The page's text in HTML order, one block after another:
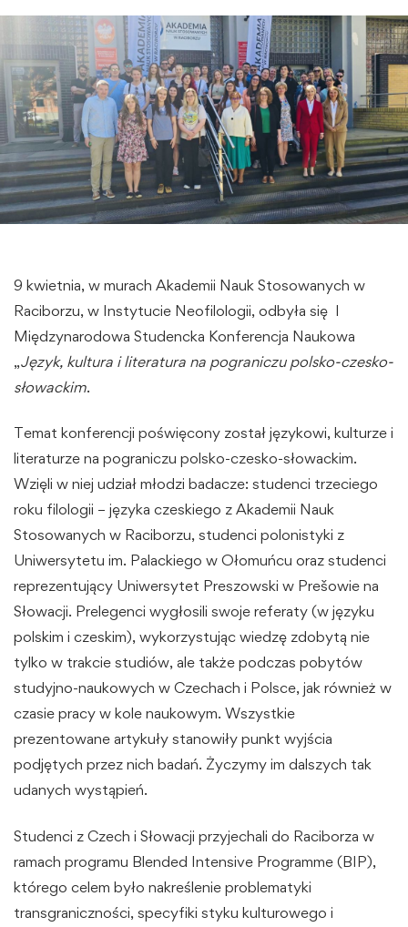
9 kwietnia, w murach Akademii Nauk Stosowanych w
Raciborzu, w Instytucie Neofilologii, odbyła się I
Międzynarodowa Studencka Konferencja Naukowa
„Język, kultura i literatura na pograniczu polsko-czesko-
słowackim.
Temat konferencji poświęcony został językowi, kulturze i
literaturze na pograniczu polsko-czesko-słowackim.
Wzięli w niej udział młodzi badacze: studenci trzeciego
roku filologii – języka czeskiego z Akademii Nauk
Stosowanych w Raciborzu, studenci polonistyki z
Uniwersytetu im. Palackiego w Ołomuńcu oraz studenci
reprezentujący Uniwersytet Preszowski w Prešowie na
Słowacji. Prelegenci wygłosili swoje referaty (w języku
polskim i czeskim), wykorzystując wiedzę zdobytą nie
tylko w trakcie studiów, ale także podczas pobytów
studyjno-naukowych w Czechach i Polsce, jak również w
czasie pracy w kole naukowym. Wszystkie
prezentowane artykuły stanowiły punkt wyjścia
podjętych przez nich badań. Życzymy im dalszych tak
udanych wystąpień.
Studenci z Czech i Słowacji przyjechali do Raciborza w
ramach programu Blended Intensive Programme (BIP),
którego celem było nakreślenie problematyki
transgraniczności, specyfiki styku kulturowego i